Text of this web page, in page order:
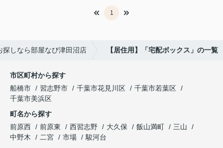
1
しなら部屋なび津田沼店 【居住用】「宅配ボックス」の一覧
市区町村から探す
船橋市
習志野市 千葉市花見川区
千葉市若葉区
千葉市美浜区
町名から探す
前原西
前原東 西習志野 大久保 飯山満町
三山
中野木
二宮 市場
駿河台